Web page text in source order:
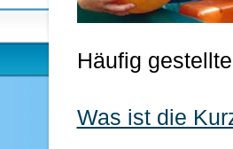
Häufig
Was ist die